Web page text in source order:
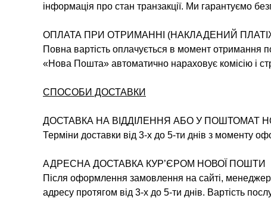
інформація про стан транзакції. Ми гарантуємо
ОПЛАТА ПРИ ОТРИМАННІ (НАКЛАДЕНИЙ
Повна вартість оплачується в момент отримання
«Нова Пошта» автоматично нараховує комісію і
СПОСОБИ ДОСТАВКИ
ДОСТАВКА НА ВІДДІЛЕННЯ АБО У ПОШТОМАТ
Терміни доставки від 3-х до 5-ти днів з моменту
АДРЕСНА ДОСТАВКА КУР’ЄРОМ НОВОЇ ПОШТИ
Після оформлення замовлення на сайті, менеджер
адресу протягом від 3-х до 5-ти днів. Вартість